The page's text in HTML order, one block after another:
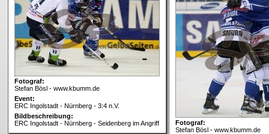
Fotograf:
Stefan Bösl - www.kbumm.de
Event:
ERC Ingolstadt - Nürnberg - 3:4 n.V.
Bildbeschreibung:
ERC Ingolstadt - Nürnberg - Seidenberg im Angriff
Fotograf:
Stefan Bösl - www.kbumm.de